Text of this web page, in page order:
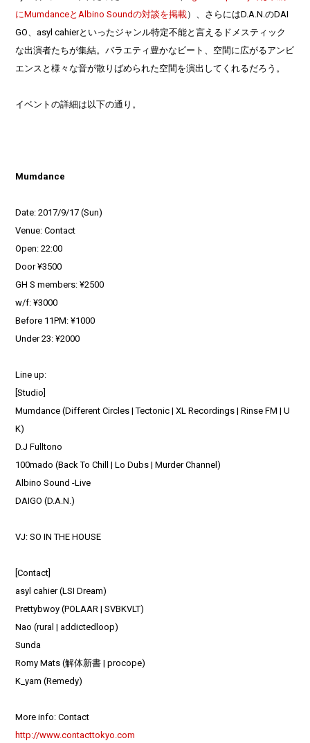
にMumdanceとAlbino Soundの対談を掲載）、さらにはD.A.N.のDAI
GO、asyl cahierといったジャンル特定不能と言えるドメスティック
な出演者たちが集結。バラエティ豊かなビート、空間に広がるアンビ
エンスと様々な音が散りばめられた空間を演出してくれるだろう。
イベントの詳細は以下の通り。
Mumdance
Date: 2017/9/17 (Sun)
Venue: Contact
Open: 22:00
Door ¥3500
GH S members: ¥2500
w/f: ¥3000
Before 11PM: ¥1000
Under 23: ¥2000
Line up:
[Studio]
Mumdance (Different Circles | Tectonic | XL Recordings | Rinse FM | U
K)
D.J Fulltono
100mado (Back To Chill | Lo Dubs | Murder Channel)
Albino Sound -Live
DAIGO (D.A.N.)
VJ: SO IN THE HOUSE
[Contact]
asyl cahier (LSI Dream)
Prettybwoy (POLAAR | SVBKVLT)
Nao (rural | addictedloop)
Sunda
Romy Mats (解体新書 | procope)
K_yam (Remedy)
More info: Contact
http://www.contacttokyo.com